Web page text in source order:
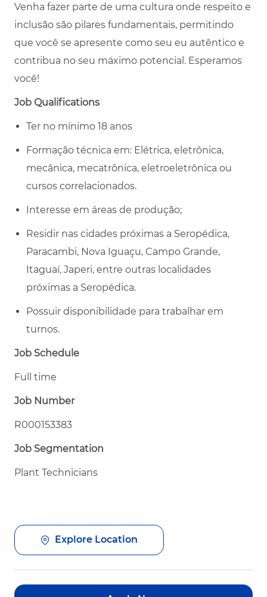
Venha fazer parte de uma cultura onde respeito e
inclusão são pilares fundamentais, permitindo
que você se apresente como seu eu autêntico e
contribua no seu máximo potencial. Esperamos
você!
Job Qualifications
Ter no mínimo 18 anos
Formação técnica em: Elétrica, eletrônica,
mecânica, mecatrônica, eletroeletrônica ou
cursos correlacionados.
Interesse em áreas de produção;
Residir nas cidades próximas a Seropédica,
Paracambi, Nova Iguaçu, Campo Grande,
Itaguaí, Japeri, entre outras localidades
próximas a Seropédica.
Possuir disponibilidade para trabalhar em
turnos.
Job Schedule
Full time
Job Number
R000153383
Job Segmentation
Plant Technicians
Explore Location